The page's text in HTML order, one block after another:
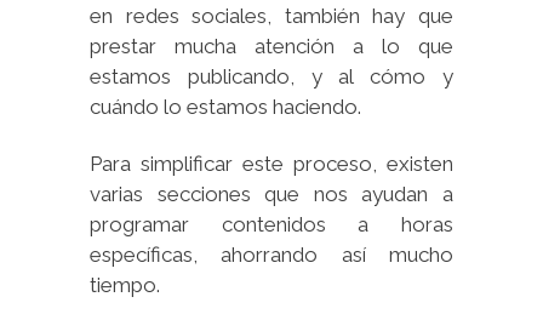
en redes sociales, también hay que
prestar mucha atención a lo que
estamos publicando, y al cómo y
cuándo lo estamos haciendo.
Para simplificar este proceso, existen
varias secciones que nos ayudan a
programar contenidos a horas
específicas, ahorrando así mucho
tiempo.